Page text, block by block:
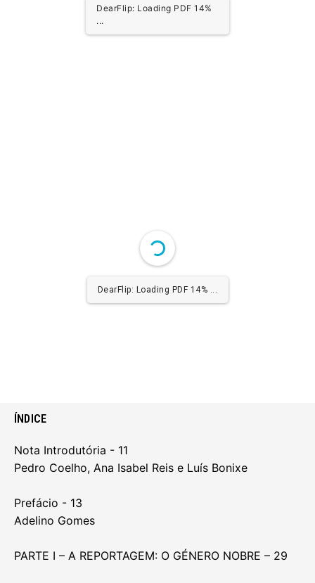
DearFlip: Loading PDF 27%
...
DearFlip: Loading PDF 27% ...
ÍNDICE
Nota Introdutória - 11
Pedro Coelho, Ana Isabel Reis e Luís Bonixe
Prefácio - 13
Adelino Gomes
PARTE I – A REPORTAGEM: O GÉNERO NOBRE – 29